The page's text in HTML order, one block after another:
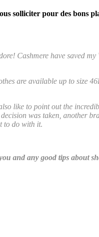
solliciter pour des bons
Cashmere have saved
are available up to size
like to point out the
was taken, another
to do with it.
and any good tips about